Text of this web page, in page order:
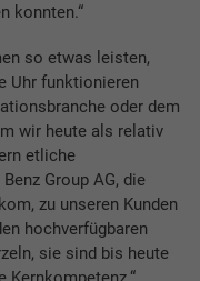
konnten.“
so etwas leisten,
Uhr funktionieren
oder dem
wir heute als relativ
etliche
Group AG, die
zu unseren Kunden
hochverfügbaren
sie sind bis heute